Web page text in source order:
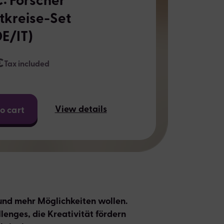
Set
IT)
Tax included
cart View details
mehr Möglichkeiten wollen.
die Kreativität fördern